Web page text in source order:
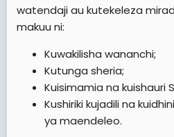
watendaji au kutekeleza
makuu ni:
Kuwakilisha wananchi;
Kutunga sheria;
Kuisimamia na kuishauri
Kushiriki kujadili na
ya maendeleo.